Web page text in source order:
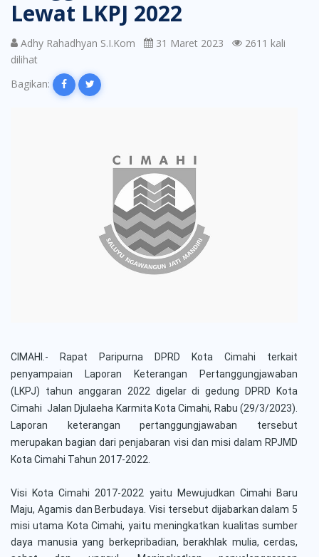
Lewat LKPJ 2022
Adhy Rahadhyan S.I.Kom 31 Maret 2023
2611 kali
dilihat
Bagikan:
CIMAHI.-
Rapat Paripurna DPRD Kota Cimahi terkait
penyampaian Laporan Keterangan Pertanggungjawaban
(LKPJ) tahun anggaran 2022 digelar di gedung DPRD Kota
Cimahi Jalan Djulaeha Karmita Kota Cimahi, Rabu (29/3/2023).
Laporan keterangan pertanggungjawaban tersebut
merupakan bagian dari penjabaran visi dan misi dalam RPJMD
Kota Cimahi Tahun 2017-2022.
Visi Kota Cimahi 2017-2022 yaitu Mewujudkan Cimahi Baru
Maju, Agamis dan Berbudaya. Visi tersebut dijabarkan dalam 5
misi utama Kota Cimahi, yaitu meningkatkan kualitas sumber
daya manusia yang berkepribadian, berakhlak mulia, cerdas,